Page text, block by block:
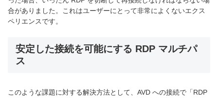
合がありました。これはユーザーにとって非常によくないエクス
ペリエンスです。
安定した接続を可能にする RDP マルチパ
ス
このような課題に対する解決方法として、AVD への接続で「RDP